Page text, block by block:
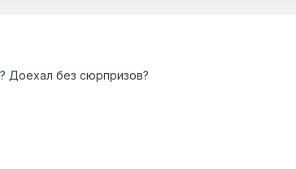
Доехал без сюрпризов?